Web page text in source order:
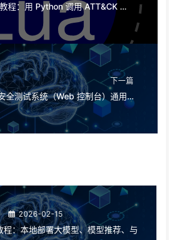
MITRE ATT&CK 教程：用 Python 调用 ATT&CK 数据，并把 NSM 网络告警关联到技术（Technique）
下一篇
Shannon 自动化安全测试系统（Web 控制台）通用使用指南
2026-02-15
：本地部署大模型、模型推荐、与